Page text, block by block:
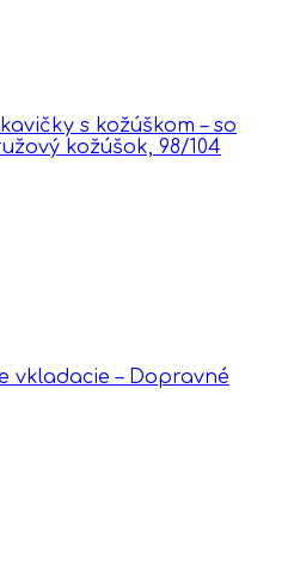
s kožúškom – so
kožúšok, 98/104
vkladacie – Dopravné